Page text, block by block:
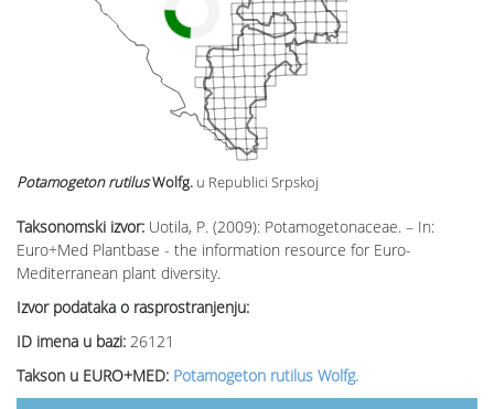
Taksonomski izvor: Uotila, P. (2009): Potamogetonaceae. – In:
Euro+Med Plantbase - the information resource for Euro-
Mediterranean plant diversity.
Izvor podataka o rasprostranjenju:
ID imena u bazi: 26121
Takson u EURO+MED: Potamogeton rutilus Wolfg.
Potamogeton rutilusWolfg. u Republici Srpskoj